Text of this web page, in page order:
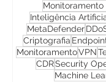
Monitoramento
Inteligência
MetaDefender
Criptografia
MonitoramentoVPN
CDRSecurity
Machine